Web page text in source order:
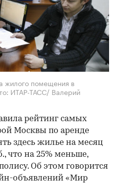
жилого помещения в
ИТАР-ТАСС/ Валерий
рейтинг самых
Москвы по аренде
здесь жилье на месяц
что на 25% меньше,
Об этом говорится
объявлений «Мир